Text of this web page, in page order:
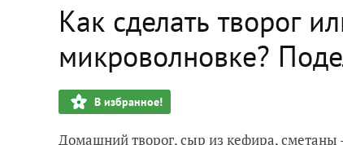
Как сделать творог
микроволновке?
В избранное!
Домашний творог, сыр из кефира, сметаны